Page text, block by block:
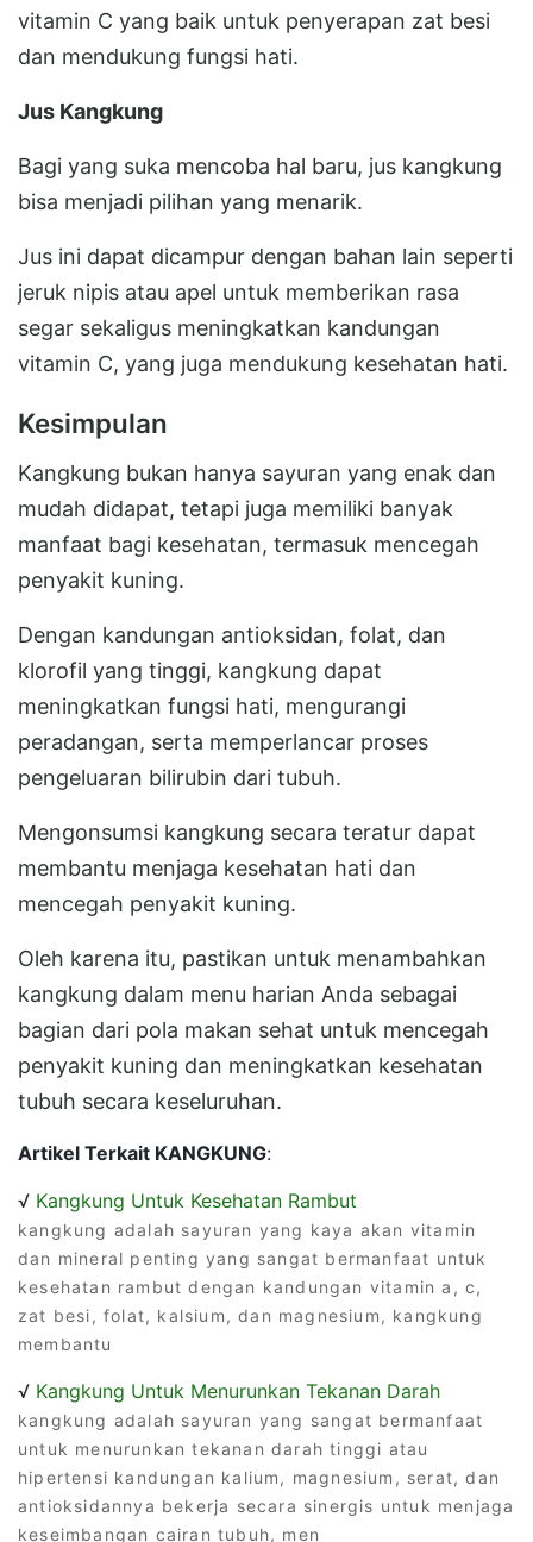
vitamin C yang baik untuk penyerapan zat besi
dan mendukung fungsi hati.
Jus Kangkung
Bagi yang suka mencoba hal baru, jus kangkung
bisa menjadi pilihan yang menarik.
Jus ini dapat dicampur dengan bahan lain seperti
jeruk nipis atau apel untuk memberikan rasa
segar sekaligus meningkatkan kandungan
vitamin C, yang juga mendukung kesehatan hati.
Kesimpulan
Kangkung bukan hanya sayuran yang enak dan
mudah didapat, tetapi juga memiliki banyak
manfaat bagi kesehatan, termasuk mencegah
penyakit kuning.
Dengan kandungan antioksidan, folat, dan
klorofil yang tinggi, kangkung dapat
meningkatkan fungsi hati, mengurangi
peradangan, serta memperlancar proses
pengeluaran bilirubin dari tubuh.
Mengonsumsi kangkung secara teratur dapat
membantu menjaga kesehatan hati dan
mencegah penyakit kuning.
Oleh karena itu, pastikan untuk menambahkan
kangkung dalam menu harian Anda sebagai
bagian dari pola makan sehat untuk mencegah
penyakit kuning dan meningkatkan kesehatan
tubuh secara keseluruhan.
Artikel Terkait KANGKUNG:
√ Kangkung Untuk Kesehatan Rambut
kangkung adalah sayuran yang kaya akan vitamin
dan mineral penting yang sangat bermanfaat untuk
kesehatan rambut dengan kandungan vitamin a, c,
zat besi, folat, kalsium, dan magnesium, kangkung
membantu
√ Kangkung Untuk Menurunkan Tekanan Darah
kangkung adalah sayuran yang sangat bermanfaat
untuk menurunkan tekanan darah tinggi atau
hipertensi kandungan kalium, magnesium, serat, dan
antioksidannya bekerja secara sinergis untuk menjaga
keseimbangan cairan tubuh, men